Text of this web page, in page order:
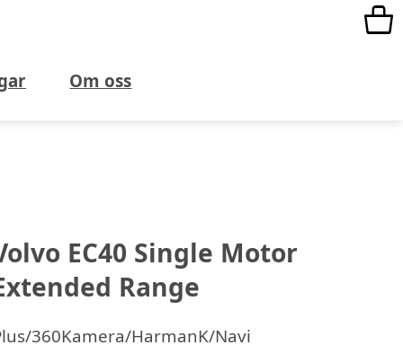
Om oss
EC40 Single Motor
Range
360Kamera/HarmanK/Navi